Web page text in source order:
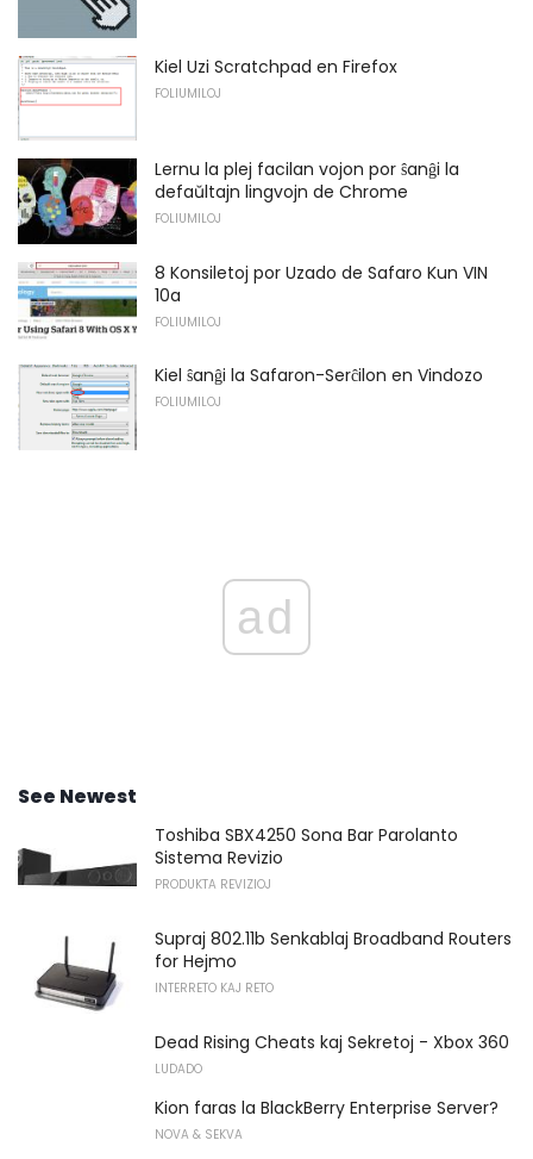
Kiel Uzi Scratchpad en Firefox
FOLIUMILOJ
Lernu la plej facilan vojon por ŝanĝi la
defaŭltajn lingvojn de Chrome
FOLIUMILOJ
8 Konsiletoj por Uzado de Safaro Kun VIN
10a
FOLIUMILOJ
Kiel ŝanĝi la Safaron-Serĉilon en Vindozo
FOLIUMILOJ
ad
See Newest
Toshiba SBX4250 Sona Bar Parolanto
Sistema Revizio
PRODUKTA REVIZIOJ
Supraj 802.11b Senkablaj Broadband Routers
for Hejmo
INTERRETO KAJ RETO
Dead Rising Cheats kaj Sekretoj - Xbox 360
LUDADO
Kion faras la BlackBerry Enterprise Server?
NOVA & SEKVA